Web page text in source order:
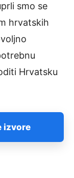
smo se
hrvatskih
Hrvatsku
izvore